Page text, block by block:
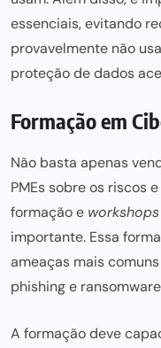
essenciais, evitando
provavelmente não
proteção de dados
Formação em
Não basta apenas
PMEs sobre os riscos
formação e workshops
importante. Essa
ameaças mais
phishing e
A formação deve